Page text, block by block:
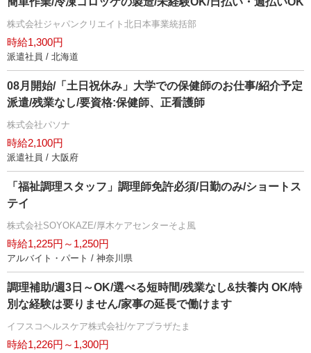
株式会社ジャパンクリエイト北日本事業統括部
時給1,300円
派遣社員 / 北海道
08月開始/「土日祝休み」大学での保健師のお仕事/紹介予定
派遣/残業なし/要資格:保健師、正看護師
株式会社パソナ
時給2,100円
派遣社員 / 大阪府
「福祉調理スタッフ」調理師免許必須/日勤のみ/ショートス
テイ
株式会社SOYOKAZE/厚木ケアセンターそよ風
時給1,225円～1,250円
アルバイト・パート / 神奈川県
調理補助/週3日～OK/選べる短時間/残業なし&扶養内 OK/特
別な経験は要りません/家事の延長で働けます
イフスコヘルスケア株式会社/ケアプラザたま
時給1,226円～1,300円